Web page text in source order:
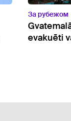
За рубежом
evakuēti